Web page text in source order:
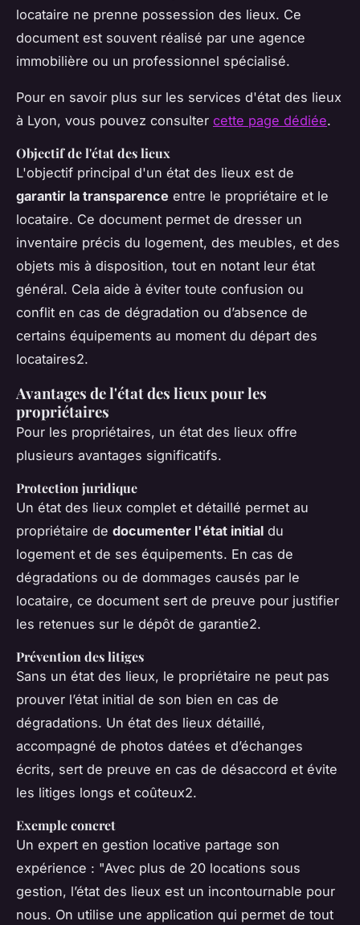
locataire ne prenne possession des lieux. Ce
document est souvent réalisé par une agence
immobilière ou un professionnel spécialisé.
Pour en savoir plus sur les services d'état des lieux
à Lyon, vous pouvez consulter cette page dédiée.
Objectif de l'état des lieux
L'objectif principal d'un état des lieux est de
garantir la transparence entre le propriétaire et le
locataire. Ce document permet de dresser un
inventaire précis du logement, des meubles, et des
objets mis à disposition, tout en notant leur état
général. Cela aide à éviter toute confusion ou
conflit en cas de dégradation ou d’absence de
certains équipements au moment du départ des
locataires2.
Avantages de l'état des lieux pour les
propriétaires
Pour les propriétaires, un état des lieux offre
plusieurs avantages significatifs.
Protection juridique
Un état des lieux complet et détaillé permet au
propriétaire de documenter l'état initial du
logement et de ses équipements. En cas de
dégradations ou de dommages causés par le
locataire, ce document sert de preuve pour justifier
les retenues sur le dépôt de garantie2.
Prévention des litiges
Sans un état des lieux, le propriétaire ne peut pas
prouver l’état initial de son bien en cas de
dégradations. Un état des lieux détaillé,
accompagné de photos datées et d’échanges
écrits, sert de preuve en cas de désaccord et évite
les litiges longs et coûteux2.
Exemple concret
Un expert en gestion locative partage son
expérience : "Avec plus de 20 locations sous
gestion, l’état des lieux est un incontournable pour
nous. On utilise une application qui permet de tout